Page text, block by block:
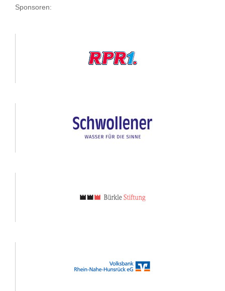
Sponsoren: